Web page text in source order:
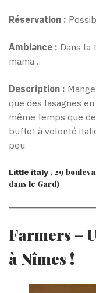
Réservation :
Ambiance : Dans la
mama…
Description :
que des lasagnes
même temps que
buffet à volonté
peu.
Little italy , 29
dans le Gard)
Farmers –
à Nîmes !